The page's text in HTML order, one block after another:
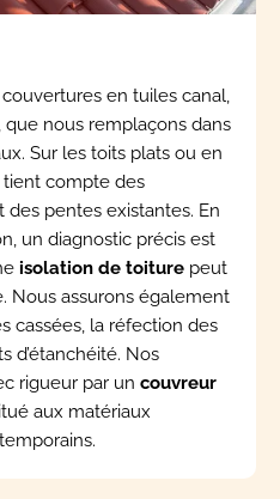
en tuiles canal,
nous remplaçons dans
Sur les toits plats ou en
tient compte des
pentes existantes. En
un diagnostic précis est
isolation de toiture peut
Nous assurons également
cassées, la réfection des
d’étanchéité. Nos
rigueur par un couvreur
aux matériaux